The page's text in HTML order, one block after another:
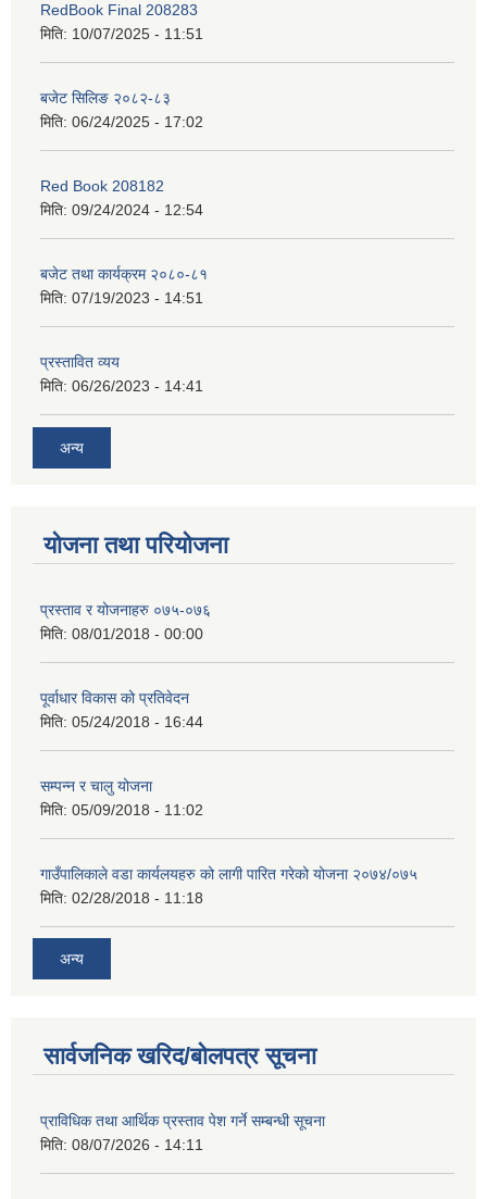
RedBook Final 208283
मिति: 10/07/2025 - 11:51
बजेट सिलिङ २०८२-८३
मिति: 06/24/2025 - 17:02
Red Book 208182
मिति: 09/24/2024 - 12:54
बजेट तथा कार्यक्रम २०८०-८१
मिति: 07/19/2023 - 14:51
प्रस्तावित व्यय
मिति: 06/26/2023 - 14:41
अन्य
योजना तथा परियोजना
प्रस्ताव र योजनाहरु ०७५-०७६
मिति: 08/01/2018 - 00:00
पूर्वाधार विकास को प्रतिवेदन
मिति: 05/24/2018 - 16:44
सम्पन्न र चालु योजना
मिति: 05/09/2018 - 11:02
गाउँपालिकाले वडा कार्यलयहरु को लागी पारित गरेको योजना २०७४/०७५
मिति: 02/28/2018 - 11:18
अन्य
सार्वजनिक खरिद/बोलपत्र सूचना
प्राविधिक तथा आर्थिक प्रस्ताव पेश गर्ने सम्बन्धी सूचना
मिति: 08/07/2026 - 14:11